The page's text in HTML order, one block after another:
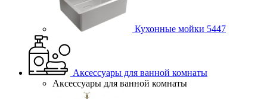
Кухонные мойки 5447
Аксессуары для ванной комнаты
Аксессуары для ванной комнаты